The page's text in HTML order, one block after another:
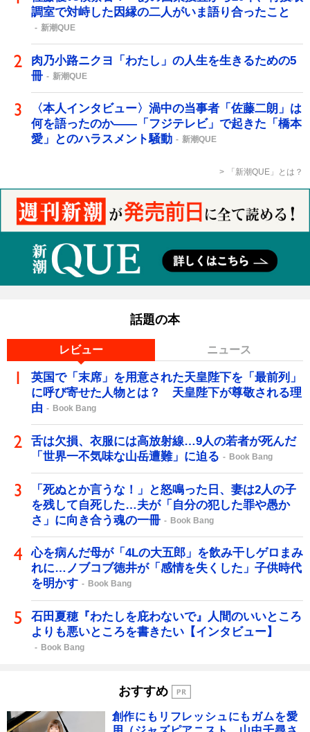
調室で対峙した因縁の二人がいま語り合ったこと
新潮QUE
肉乃小路ニクヨ「わたし」の人生を生きるための5
冊
新潮QUE
〈本人インタビュー〉渦中の当事者「佐藤二朗」は
何を語ったのか――「フジテレビ」で起きた「橋本
愛」とのハラスメント騒動
新潮QUE
「新潮QUE」とは？
話題の本
レビュー ニュース
英国で「末席」を用意された天皇陛下を「最前列」
に呼び寄せた人物とは？ 天皇陛下が尊敬される理
由
Book Bang
舌は欠損、衣服には高放射線…9人の若者が死んだ
「世界一不気味な山岳遭難」に迫る
Book Bang
「死ぬとか言うな！」と怒鳴った日、妻は2人の子
を残して自死した…夫が「自分の犯した罪や愚か
さ」に向き合う魂の一冊
Book Bang
心を病んだ母が「4Lの大五郎」を飲み干しゲロまみ
れに…ノブコブ徳井が「感情を失くした」子供時代
を明かす
Book Bang
石田夏穂『わたしを庇わないで』人間のいいところ
よりも悪いところを書きたい【インタビュー】
Book Bang
おすすめ
創作にもリフレッシュにもガムを愛